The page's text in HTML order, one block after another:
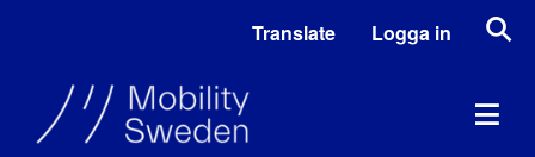
Translate Logga in